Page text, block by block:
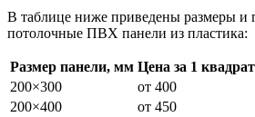
В таблице ниже приведены размеры и
потолочные ПВХ панели из пластика:
Размер панели, мм Цена за 1
200×300
от 400
200×400
от 450